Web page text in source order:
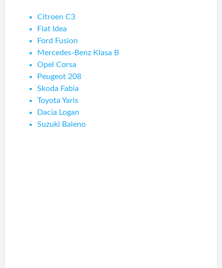
Citroen C3
Fiat Idea
Ford Fusion
Mercedes-Benz Klasa B
Opel Corsa
Peugeot 208
Skoda Fabia
Toyota Yaris
Dacia Logan
Suzuki Baleno